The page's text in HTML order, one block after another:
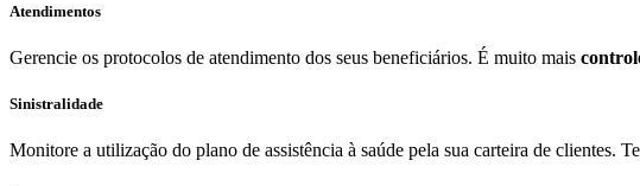
Atendimentos
Gerencie os protocolos de atendimento dos seus beneficiários. É muito mais
Sinistralidade
Monitore a utilização do plano de assistência à saúde pela sua carteira de clientes.